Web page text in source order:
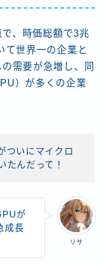
、時価総額で3兆
て世界一の企業と
需要が急増し、同
）が多くの企業
ついにマイクロ
たんだって！
リサ
が
成長